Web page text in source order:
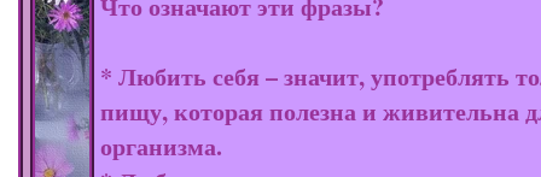
* Любить себя – значит, употреблять
пищу, которая полезна и живительна
организма.